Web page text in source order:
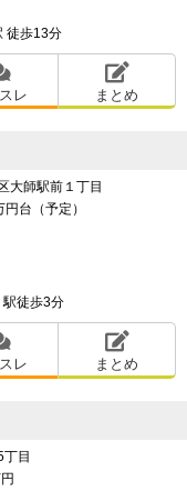
徒歩13分
レ まとめ
大師駅前１丁目
台（予定）
駅徒歩3分
レ まとめ
目